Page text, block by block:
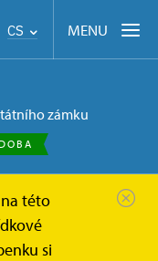
CS MENU
zámku
této
si